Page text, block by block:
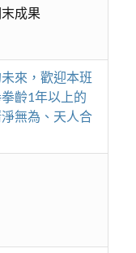
成果
來，歡迎本班
齡1年以上的
無為、天人合